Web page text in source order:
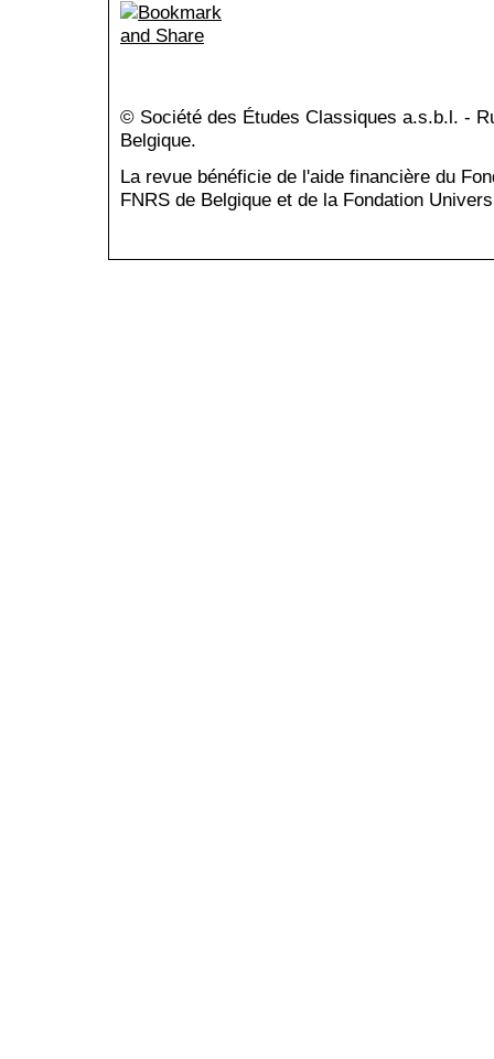
© Société des Études Classiques a.s.b.l. -
Belgique.
La revue bénéficie de l'aide financière du
FNRS de Belgique et de la Fondation